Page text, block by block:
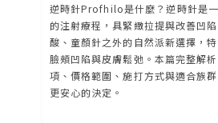
逆時針Profhilo是什麼？逆時針是
的注射療程，具緊緻拉提與改善凹
酸、童顏針之外的自然派新選擇，
臉頰凹陷與皮膚鬆弛。本篇完整解
項、價格範圍、施打方式與適合族
更安心的決定。